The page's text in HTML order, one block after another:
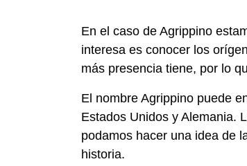
En el caso de Agrippino
interesa es conocer los
más presencia tiene, por lo
El nombre Agrippino puede
Estados Unidos y Alemania.
podamos hacer una idea de
historia.